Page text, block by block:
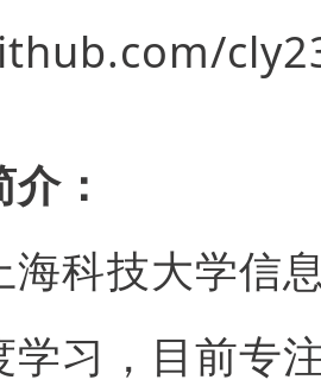
：
海科技大学信
学习，目前专